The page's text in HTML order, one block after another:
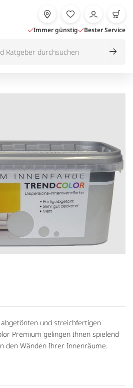
Immer günstig Bester Service
und streichfertigen
Premium gelingen Ihnen spielend
den Wänden Ihrer Innenräume.